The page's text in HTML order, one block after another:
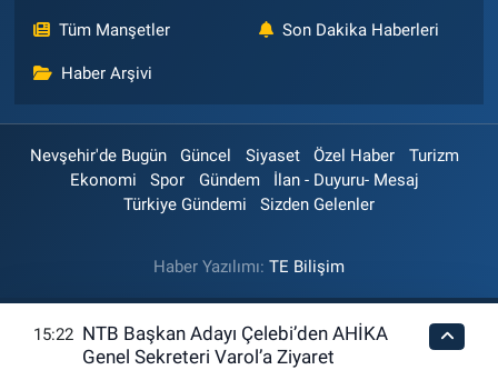
Tüm Manşetler Son Dakika Haberleri
Haber Arşivi
Nevşehir'de Bugün Güncel Siyaset Özel Haber
Turizm
Ekonomi
Spor Gündem
İlan - Duyuru- Mesaj
Türkiye Gündemi
Sizden Gelenler
Haber Yazılımı: TE Bilişim
15:22 NTB Başkan Adayı Çelebi’den AHİKA
Genel Sekreteri Varol’a Ziyaret